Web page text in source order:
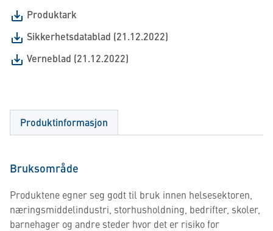
Produktark
Sikkerhetsdatablad (21.12.2022)
Verneblad (21.12.2022)
Produktinformasjon
Bruksområde
Produktene egner seg godt til bruk innen helsesektoren,
næringsmiddelindustri, storhusholdning, bedrifter, skoler,
barnehager og andre steder hvor det er risiko for